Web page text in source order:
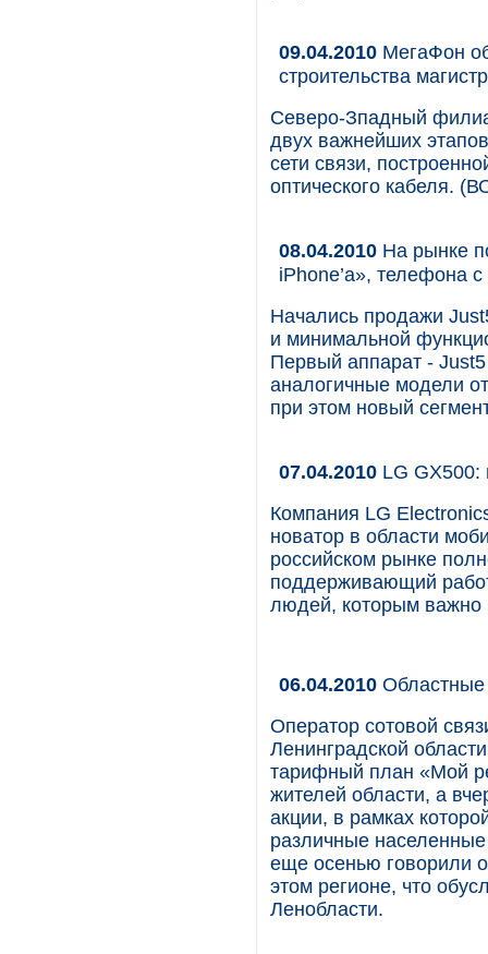
09.04.2010 МегаФон
строительства
Северо-Зпадный
двух важнейших
сети связи,
оптического кабеля.
08.04.2010 На рынке
iPhone’а», телефона
Начались продажи
и минимальной
Первый аппарат -
аналогичные модели
при этом новый
07.04.2010 LG
Компания LG
новатор в области
российском рынке
поддерживающий
людей, которым важно
06.04.2010 Областные
Оператор сотовой
Ленинградской
тарифный план «Мой
жителей области, а
акции, в рамках
различные
еще осенью говорили
этом регионе, что
Ленобласти.